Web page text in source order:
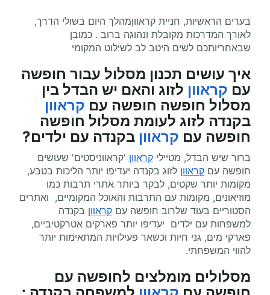
בערים הראשיות, חניית קראווןמהלך היום בשולי הדרך,
לאורך המדרכות מקובלת ונהוגה ברוב . כמובן
שבאחריותכם לשים היטב לב לשילוט המקומי
איך עושים תכנון מסלול עבור חופשה
עם קראוון לזוג והאם יש הבדל בין
מסלול חופשה חופשה עם קראוון
בקנדה לזוג לעומת מסלול חופשה
חופשה עם קראוון בקנדה עם ילדים?
ברור שיש הבדל, מטיילי קראוון 'קראווניסטים' שעושים
חופשה עם קראוון לזוג בקנדה יעדיפו יותר הליכות בטבע,
מקומות יותר שקטים, לבקר ביותר אתרי תרבות כמו
מוזיאונים, מקומות עם התרבות והאוכל המקומיים, ואתרים
הסטוריים בעוד שלרוב חופשה עם קראוון בקנדה
למשפחות עם ילדים יעדיפו יותר פארקים אטרקטיביים,
פארקי מים, גני חיות וכשאר פעילויות המתאימות יותר
להווי המשפחתי.
מסלולים מומלצים לחופשה עם